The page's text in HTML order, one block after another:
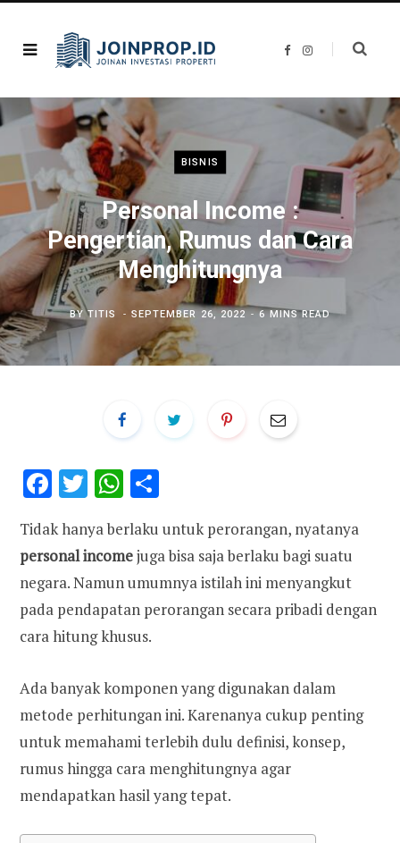
F
b
I
a
r
BISNIS
Personal Income :
Pengertian, Rumus dan Cara
Menghitungnya
BYTITIS SEPTEMBER 26, 2022 6 MINS READ
F
e
b
o
o
T
it
te
r
W
at
s
A
p
ar
e
Tidak hanya berlaku untuk perorangan, nyatanya
personal incomejuga bisa saja berlaku bagi suatu
negara. Namun umumnya istilah ini menyangkut
pada pendapatan perorangan secara pribadi dengan
cara hitung khusus.
Ada banyak komponen yang digunakan dalam
metode perhitungan ini. Karenanya cukup penting
untuk memahami terlebih dulu definisi, konsep,
rumus hingga cara menghitungnya agar
mendapatkan hasil yang tepat.